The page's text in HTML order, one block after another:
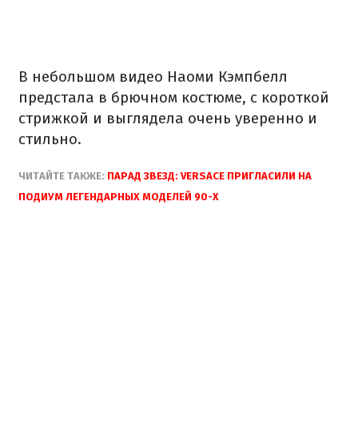
В небольшом видео Наоми Кэмпбелл
предстала в брючном костюме, с короткой
стрижкой и выглядела очень уверенно и
стильно.
ЧИТАЙТЕ ТАКЖЕ: ПАРАД ЗВЕЗД: VERSACE ПРИГЛАСИЛИ НА
ПОДИУМ ЛЕГЕНДАРНЫХ МОДЕЛЕЙ 90-Х